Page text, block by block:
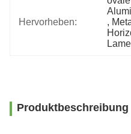
Hervorheben:
,
Produktbeschreibung